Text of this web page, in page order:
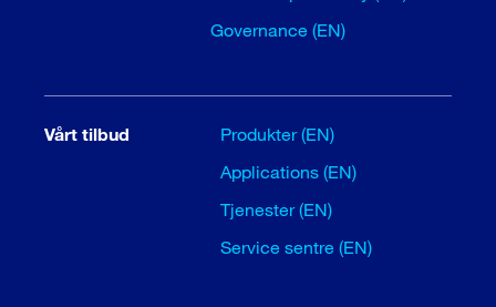
Governance (EN)
Vårt tilbud
Produkter (EN)
Applications (EN)
Tjenester (EN)
Service sentre (EN)